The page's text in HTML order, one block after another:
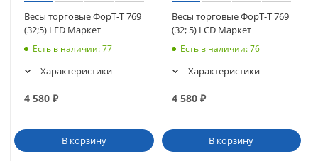
Весы торговые ФорТ-Т 769
(32;5) LED Маркет
Есть в наличии: 77
Характеристики
4 580 ₽
В корзину
Весы торговые ФорТ-Т 769
(32; 5) LCD Маркет
Есть в наличии: 76
Характеристики
4 580₽
В корзину